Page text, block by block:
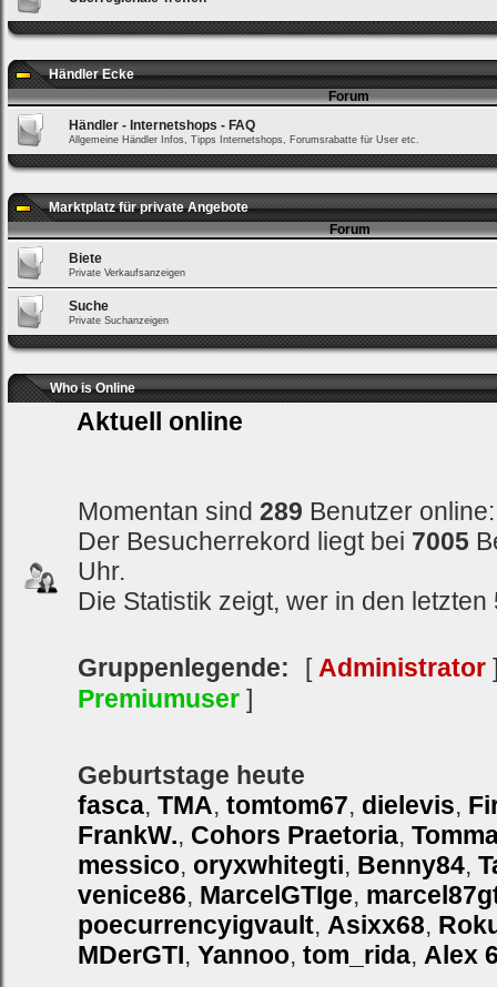
Händler Ecke
Forum
Händler - Internetshops - FAQ
Allgemeine Händler Infos, Tipps Internetshops, Forumsrabatte für User etc.
Marktplatz für private Angebote
Forum
Biete
Private Verkaufsanzeigen
Suche
Private Suchanzeigen
Who is Online
Aktuell online
Momentan sind 289 Benutzer
Der Besucherrekord liegt bei 7005
Uhr.
Die Statistik zeigt, wer in den
Gruppenlegende: [ Administrator
Premiumuser ]
Geburtstage heute
fasca, TMA, tomtom67, dielevis,
FrankW., Cohors Praetoria,
messico, oryxwhitegti, Benny84,
venice86, MarcelGTIge,
poecurrencyigvault, Asixx68,
MDerGTI, Yannoo, tom_rida, Alex